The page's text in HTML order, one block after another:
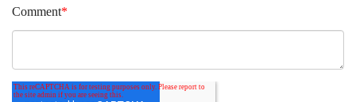
Comment*